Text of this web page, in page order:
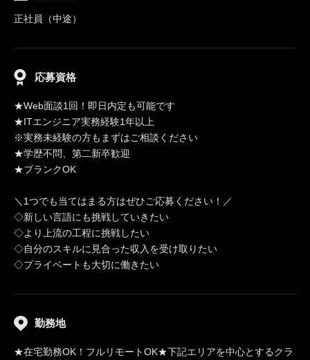
正社員（中途）
応募資格
★Web面談1回！即日内定も可能です
★ITエンジニア実務経験1年以上
※実務未経験の方もまずはご相談ください
★学歴不問、第二新卒歓迎
★ブランクOK
＼1つでも当てはまる方はぜひご応募ください！／
◇新しい言語にも挑戦していきたい
◇より上流の工程に挑戦したい
◇自分のスキルに見合った収入を受け取りたい
◇プライベートも大切に働きたい
勤務地
★在宅勤務OK！フルリモートOK★下記エリアを中心とするクラ